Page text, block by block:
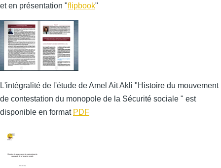
et en présentation "flipbook"
L'intégralité de l'étude de Amel Ait Akli "Histoire du mouvement
de contestation du monopole de la Sécurité sociale " est
disponible en format PDF